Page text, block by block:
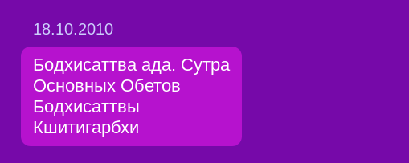
18.10.2010
Бодхисаттва ада. Сутра
Основных Обетов
Бодхисаттвы
Кшитигарбхи